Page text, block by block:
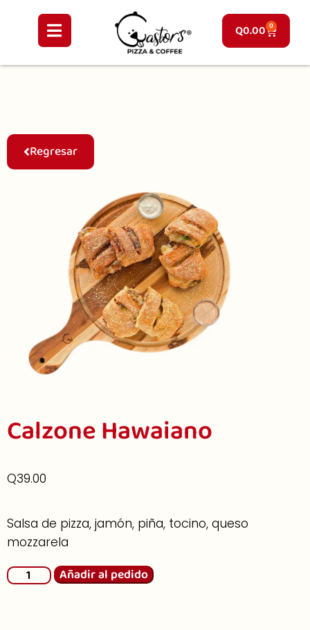
Q0.00 0
Regresar
Calzone Hawaiano
Q39.00
Salsa de pizza, jamón, piña, tocino, queso
mozzarela
Añadir al pedido